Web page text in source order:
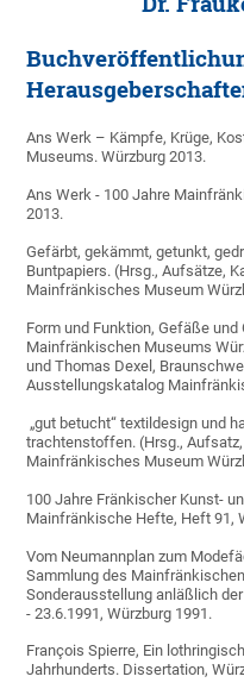
Ans Werk – Kämpfe, Krüge,
Museums. Würzburg 2013.
Ans Werk - 100 Jahre
2013.
Gefärbt, gekämmt, getunkt,
Buntpapiers. (Hrsg., Aufsätze,
Mainfränkisches Museum
Form und Funktion, Gefäße
Mainfränkischen Museums
und Thomas Dexel,
Ausstellungskatalog
„gut betucht“ textildesign und
trachtenstoffen. (Hrsg.,
Mainfränkisches Museum
100 Jahre Fränkischer Kunst-
Mainfränkische Hefte, Heft 91,
Vom Neumannplan zum
Sammlung des
Sonderausstellung anläßlich
- 23.6.1991, Würzburg 1991.
François Spierre, Ein
Jahrhunderts. Dissertation,